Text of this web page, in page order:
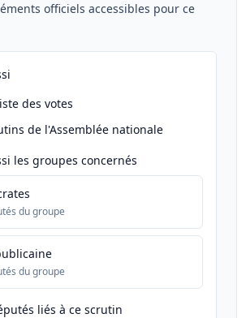
officiels accessibles pour ce
des votes
de l'Assemblée nationale
les groupes concernés
du groupe
du groupe
liés à ce scrutin